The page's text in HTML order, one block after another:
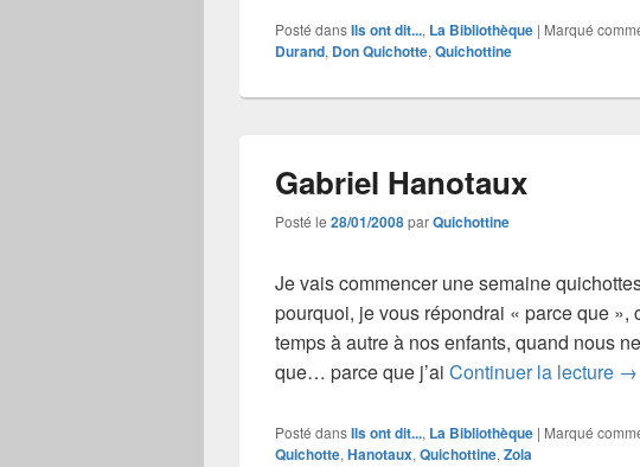
Posté dansIls ont dit..., La Bibliothèque | Marqué
Durand, Don Quichotte, Quichottine
Gabriel Hanotaux
Posté le 28/01/2008parQuichottine
Je vais commencer une semaine
pourquoi, je vous répondrai « parce que »,
temps à autre à nos enfants, quand nous
que… parce que j’ai Continuer la lecture →
Posté dansIls ont dit..., La Bibliothèque | Marqué
Quichotte, Hanotaux, Quichottine, Zola